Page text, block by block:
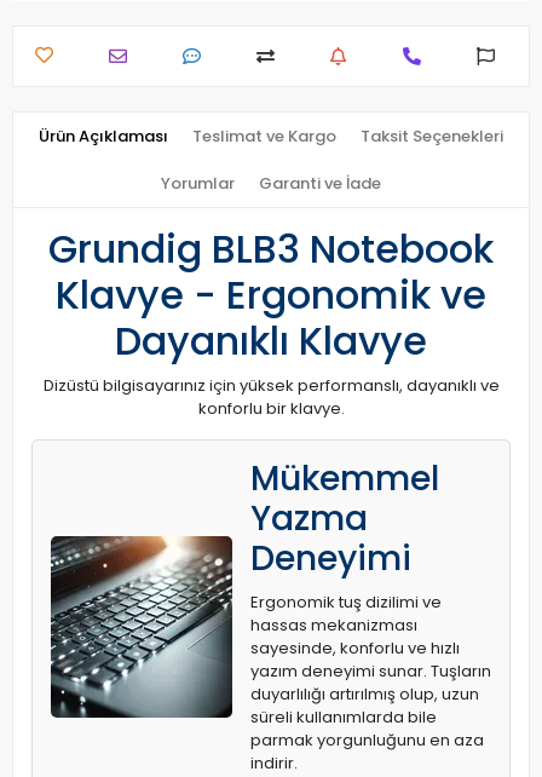
Ürün Açıklaması Teslimat ve Kargo Taksit Seçenekleri
Yorumlar Garanti ve İade
Grundig BLB3 Notebook
Klavye - Ergonomik ve
Dayanıklı Klavye
Dizüstü bilgisayarınız için yüksek performanslı, dayanıklı ve
konforlu bir klavye.
Mükemmel
Yazma
Deneyimi
Ergonomik tuş dizilimi ve
hassas mekanizması
sayesinde, konforlu ve hızlı
yazım deneyimi sunar. Tuşların
duyarlılığı artırılmış olup, uzun
süreli kullanımlarda bile
parmak yorgunluğunu en aza
indirir.